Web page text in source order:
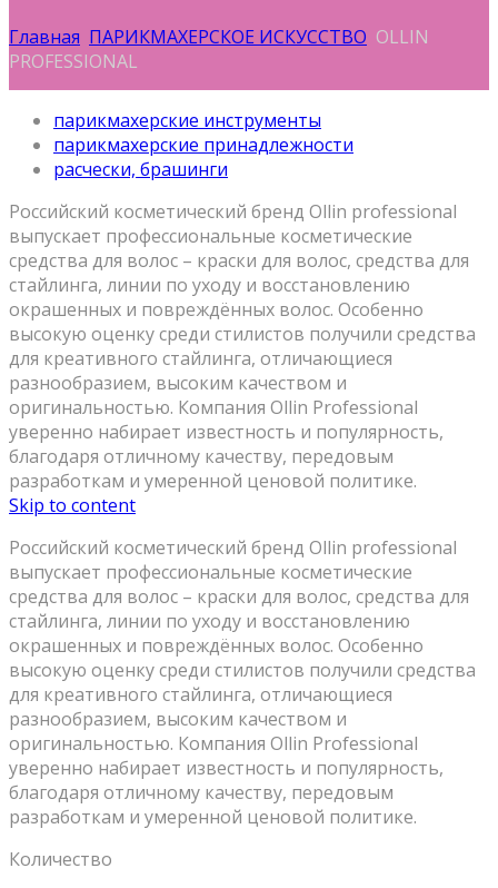
Главная ПАРИКМАХЕРСКОЕ ИСКУССТВО OLLIN
PROFESSIONAL
парикмахерские инструменты
парикмахерские принадлежности
расчески, брашинги
Российский косметический бренд Ollin professional
выпускает профессиональные косметические
средства для волос – краски для волос, средства для
стайлинга, линии по уходу и восстановлению
окрашенных и повреждённых волос. Особенно
высокую оценку среди стилистов получили средства
для креативного стайлинга, отличающиеся
разнообразием, высоким качеством и
оригинальностью. Компания Ollin Professional
уверенно набирает известность и популярность,
благодаря отличному качеству, передовым
разработкам и умеренной ценовой политике.
Skip to content
Российский косметический бренд Ollin professional
выпускает профессиональные косметические
средства для волос – краски для волос, средства для
стайлинга, линии по уходу и восстановлению
окрашенных и повреждённых волос. Особенно
высокую оценку среди стилистов получили средства
для креативного стайлинга, отличающиеся
разнообразием, высоким качеством и
оригинальностью. Компания Ollin Professional
уверенно набирает известность и популярность,
благодаря отличному качеству, передовым
разработкам и умеренной ценовой политике.
Количество